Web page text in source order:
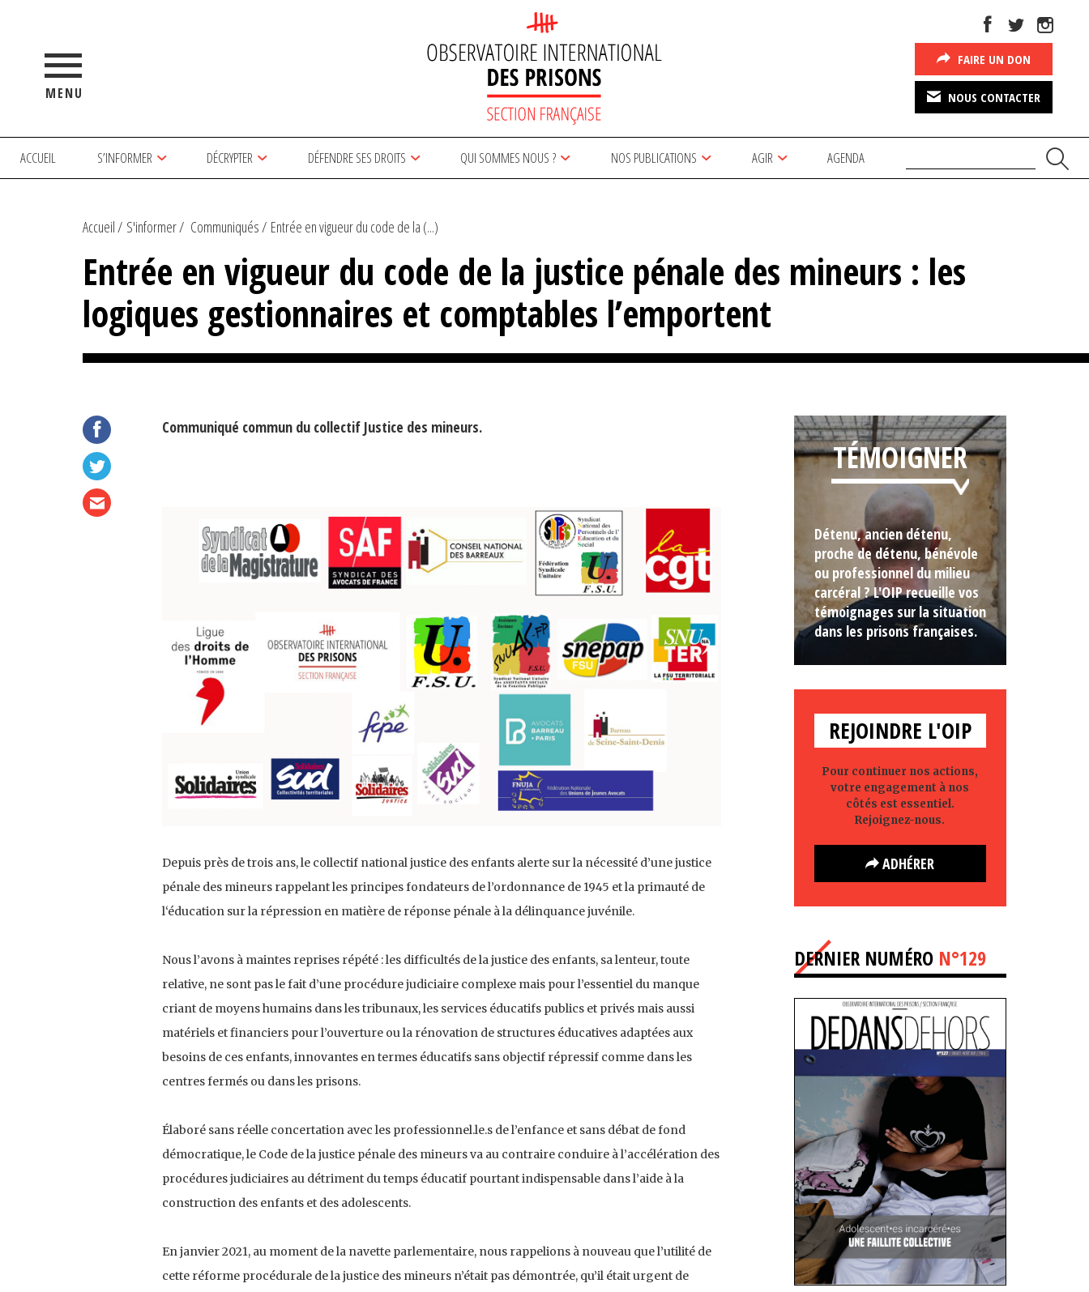
MENU
FAIRE UN DON
NOUS CONTACTER
ACCUEIL S’INFORMER DÉCRYPTER DÉFENDRE SES DROITS QUI SOMMES NOUS ? NOS PUBLICATIONS AGIR AGENDA
Accueil S'informer Communiqués Entrée en vigueur du code de la (...)
Entrée en vigueur du code de la justice pénale des mineurs : les
logiques gestionnaires et comptables l’emportent
Communiqué commun du collectif Justice des mineurs.
Depuis près de trois ans, le collectif national justice des enfants alerte sur la nécessité d’une justice
pénale des mineurs rappelant les principes fondateurs de l’ordonnance de 1945 et la primauté de
l‘éducation sur la répression en matière de réponse pénale à la délinquance juvénile.
Nous l’avons à maintes reprises répété : les difficultés de la justice des enfants, sa lenteur, toute
relative, ne sont pas le fait d’une procédure judiciaire complexe mais pour l’essentiel du manque
criant de moyens humains dans les tribunaux, les services éducatifs publics et privés mais aussi
matériels et financiers pour l’ouverture ou la rénovation de structures éducatives adaptées aux
besoins de ces enfants, innovantes en termes éducatifs sans objectif répressif comme dans les
centres fermés ou dans les prisons.
Élaboré sans réelle concertation avec les professionnel.le.s de l’enfance et sans débat de fond
démocratique, le Code de la justice pénale des mineurs va au contraire conduire à l’accélération des
procédures judiciaires au détriment du temps éducatif pourtant indispensable dans l’aide à la
construction des enfants et des adolescents.
En janvier 2021, au moment de la navette parlementaire, nous rappelions à nouveau que l’utilité de
cette réforme procédurale de la justice des mineurs n’était pas démontrée, qu’il était urgent de
TÉMOIGNER
Détenu, ancien détenu,
proche de détenu, bénévole
ou professionnel du milieu
carcéral ? L'OIP recueille vos
témoignages sur la situation
dans les prisons françaises.
REJOINDRE L'OIP
Pour continuer nos actions,
votre engagement à nos
côtés est essentiel.
Rejoignez-nous.
ADHÉRER
DERNIER NUMÉRO N°129